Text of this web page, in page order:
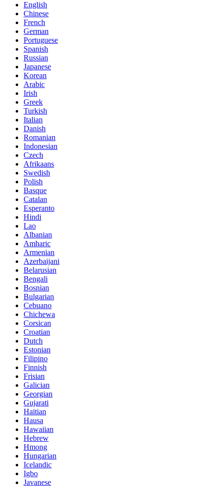
English
Chinese
French
German
Portuguese
Spanish
Russian
Japanese
Korean
Arabic
Irish
Greek
Turkish
Italian
Danish
Romanian
Indonesian
Czech
Afrikaans
Swedish
Polish
Basque
Catalan
Esperanto
Hindi
Lao
Albanian
Amharic
Armenian
Azerbaijani
Belarusian
Bengali
Bosnian
Bulgarian
Cebuano
Chichewa
Corsican
Croatian
Dutch
Estonian
Filipino
Finnish
Frisian
Galician
Georgian
Gujarati
Haitian
Hausa
Hawaiian
Hebrew
Hmong
Hungarian
Icelandic
Igbo
Javanese